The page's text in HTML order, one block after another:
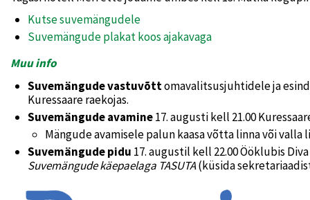
Kutse suvemängudele
Suvemängude plakat koos ajakavaga
Muu info
Suvemängude vastuvõttomavalitsusjuhtidele ja
Kuressaare raekojas.
Suvemängude avamine17. augusti kell 21.00
Mängude avamisele palun kaasa võtta linna või valla
Suvemängude pidu 17. augustil kell 22.00 Ööklubis
Suvemängude käepaelaga TASUTA(küsida